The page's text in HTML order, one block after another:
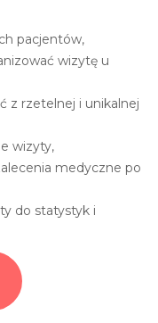
pacjentów,
wizytę u
z rzetelnej i unikalnej
wizyty,
medyczne po
do statystyk i